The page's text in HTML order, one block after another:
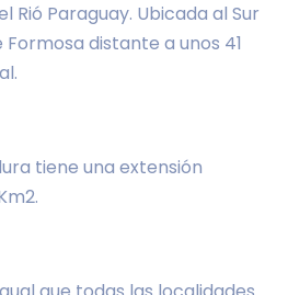
Rió Paraguay. Ubicada al Sur
distante a unos 41
tiene una extensión